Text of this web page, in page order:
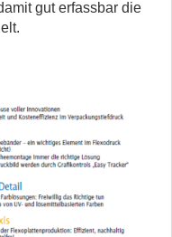
gut erfassbar die